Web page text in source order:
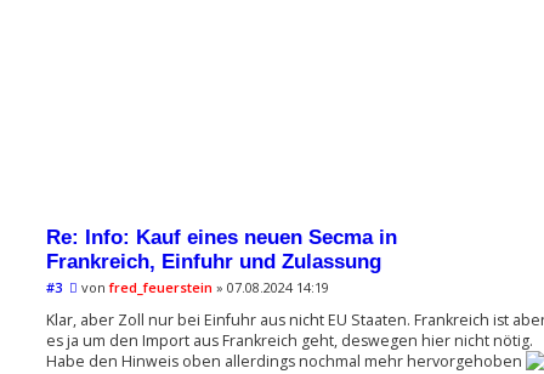
Re: Info: Kauf eines neuen Secma in
Frankreich, Einfuhr und Zulassung
#3
B
t
r
a
vonfred_feuerstein » 07.08.2024 14:19
Klar, aber Zoll nur bei Einfuhr aus nicht EU Staaten. Frankreich ist
es ja um den Import aus Frankreich geht, deswegen hier nicht nötig.
Habe den Hinweis oben allerdings nochmal mehr hervorgehoben